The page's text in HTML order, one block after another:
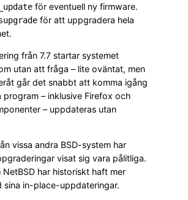
för eventuell ny firmware.
för att uppgradera hela
från 7.7 startar systemet
utan att fråga – lite oväntat, men
går det snabbt att komma igång
program – inklusive Firefox och
– uppdateras utan
vissa andra BSD-system har
visat sig vara pålitliga.
NetBSD har historiskt haft mer
sina in-place-uppdateringar.